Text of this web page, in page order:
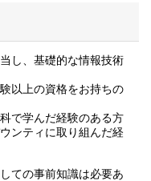
し、基礎的な情報技術
以上の資格をお持ちの
で学んだ経験のある方
ンティに取り組んだ経
ての事前知識は必要あ